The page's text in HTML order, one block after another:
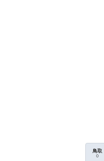
鳥取
0